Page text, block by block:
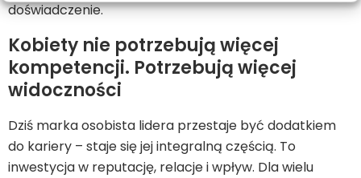
doświadczenie.
Kobiety nie potrzebują więcej
kompetencji. Potrzebują więcej
widoczności
Dziś marka osobista lidera przestaje być dodatkiem
do kariery – staje się jej integralną częścią. To
inwestycja w reputację, relacje i wpływ. Dla wielu